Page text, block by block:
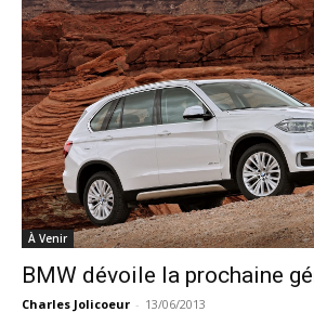
À Venir
BMW dévoile la prochaine
Charles Jolicoeur - 13/06/2013